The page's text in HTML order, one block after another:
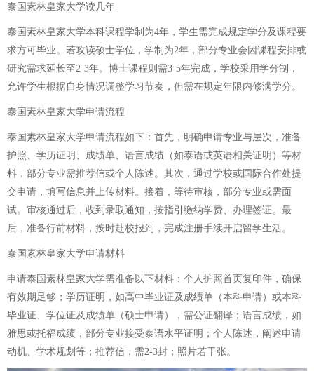
泰国素林皇家大学读几年
泰国素林皇家大学本科课程学制为4年，学生需完成规定学分及课程要
求方可毕业。若攻读硕士学位，学制为2年，部分专业会因课程安排或
研究需求延长至2-3年。博士课程则需3-5年完成，学校采用学分制，
允许学生根据自身情况调整学习节奏，但需在规定年限内修满学分。
泰国素林皇家大学申请流程
泰国素林皇家大学申请流程如下：首先，明确申请专业与层次，准备
护照、学历证明、成绩单、语言成绩（如泰语或英语相关证明）等材
料，部分专业需推荐信或个人陈述。其次，通过学校或国际合作处提
交申请，填写信息并上传材料。接着，等待审核，部分专业或需面
试。审核通过后，收到录取通知，按指引缴纳学费、办理签证。最
后，准备行前材料，按时赴校报到，完成注册手续开启留学生活。
泰国素林皇家大学申请材料
申请泰国素林皇家大学需准备以下材料：个人护照首页复印件，确保
有效期足够；学历证明，如高中毕业证及成绩单（本科申请）或本科
毕业证、学位证及成绩单（硕士申请），需公证翻译；语言成绩，如
雅思或托福成绩，部分专业接受泰语水平证明；个人陈述，阐述申请
动机、学术规划等；推荐信，需2-3封；照片若干张。